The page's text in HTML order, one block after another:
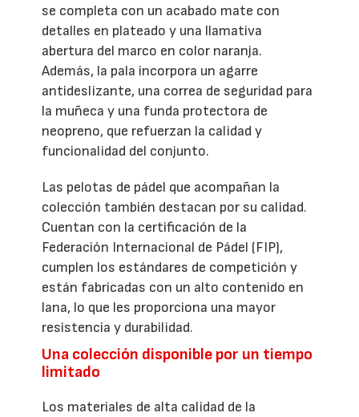
se completa con un acabado mate con
detalles en plateado y una llamativa
abertura del marco en color naranja.
Además, la pala incorpora un agarre
antideslizante, una correa de seguridad para
la muñeca y una funda protectora de
neopreno, que refuerzan la calidad y
funcionalidad del conjunto.
Las pelotas de pádel que acompañan la
colección también destacan por su calidad.
Cuentan con la certificación de la
Federación Internacional de Pádel (FIP),
cumplen los estándares de competición y
están fabricadas con un alto contenido en
lana, lo que les proporciona una mayor
resistencia y durabilidad.
Una colección disponible por un tiempo
limitado
Los materiales de alta calidad de la